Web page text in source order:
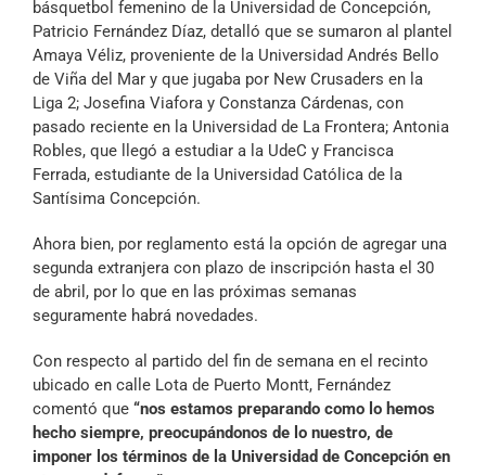
básquetbol femenino de la Universidad de Concepción,
Patricio Fernández Díaz, detalló que se sumaron al plantel
Amaya Véliz, proveniente de la Universidad Andrés Bello
de Viña del Mar y que jugaba por New Crusaders en la
Liga 2; Josefina Viafora y Constanza Cárdenas, con
pasado reciente en la Universidad de La Frontera; Antonia
Robles, que llegó a estudiar a la UdeC y Francisca
Ferrada, estudiante de la Universidad Católica de la
Santísima Concepción.
Ahora bien, por reglamento está la opción de agregar una
segunda extranjera con plazo de inscripción hasta el 30
de abril, por lo que en las próximas semanas
seguramente habrá novedades.
Con respecto al partido del fin de semana en el recinto
ubicado en calle Lota de Puerto Montt, Fernández
comentó que “nos estamos preparando como lo hemos
hecho siempre, preocupándonos de lo nuestro, de
imponer los términos de la Universidad de Concepción en